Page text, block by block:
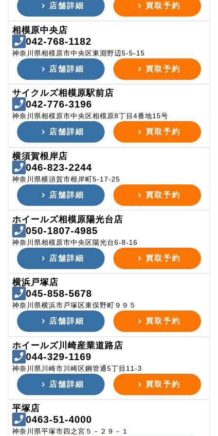
店舗詳細 買取予約
相模原中央店
042-768-1182
神奈川県相模原市中央区東淵野辺5-5-15
店舗詳細 買取予約
サイクルズ相模原駅前店
042-776-3196
神奈川県相模原市中央区相模原8丁目4番地15号
店舗詳細 買取予約
横須賀根岸店
046-823-2244
神奈川県横須賀市根岸町5-17-25
店舗詳細 買取予約
ホイールズ相模原陽光台店
050-1807-4985
神奈川県相模原市中央区陽光台6-8-16
店舗詳細 買取予約
横浜戸塚店
045-858-5678
神奈川県横浜市戸塚区東俣野町９９５
店舗詳細 買取予約
ホイールズ川崎産業道路店
044-329-1169
神奈川県川崎市川崎区鋼管通5丁目11-3
店舗詳細 買取予約
平塚店
0463-51-4000
神奈川県平塚市四之宮５－２９－１